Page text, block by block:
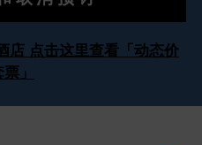
店 点击这里查看「动态价
」